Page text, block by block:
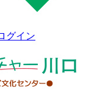
グイン